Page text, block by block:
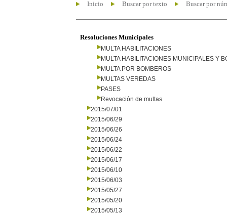
Inicio Buscar por texto Buscar por
Resoluciones Municipales
MULTA HABILITACIONES
MULTA HABILITACIONES MUNICIPALES Y
MULTA POR BOMBEROS
MULTAS VEREDAS
PASES
Revocación de multas
2015/07/01
2015/06/29
2015/06/26
2015/06/24
2015/06/22
2015/06/17
2015/06/10
2015/06/03
2015/05/27
2015/05/20
2015/05/13